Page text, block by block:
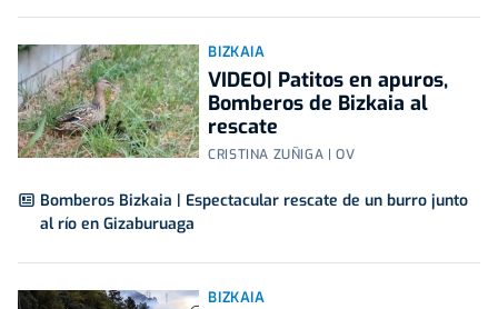
BIZKAIA
VIDEO| Patitos en apuros,
Bomberos de Bizkaia al
rescate
CRISTINA ZUÑIGA | OV
Bomberos Bizkaia | Espectacular rescate de un burro junto
al río en Gizaburuaga
BIZKAIA